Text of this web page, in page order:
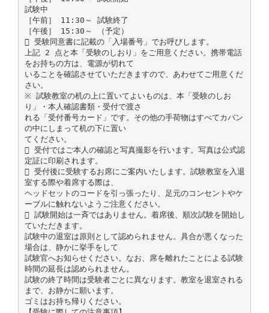
試験中
［午前］ 11:30～ 試験終了
［午後］ 15:30～ （予定）
 受験同意書に記載の「入場番号」でお呼びします。
上記 2 点と本「受験のしおり」をご用意ください。携帯電話
をお持ちの方は、電源が切れて
いることを確認させていただきますので、あわせてご用意くだ
さい。
※ 試験教室の机の上に置いてよいものは、本「受験のしお
り」・本人確認書類・受付で渡さ
れる「受付番号カード」です。その他の手荷物はすべてカバン
の中にしまって机の下に置い
てください。
 受付ではご本人の確認と写真撮影を行います。写真は公式認
定証に印刷されます。
 受付後に受験するお席にご案内いたします。試験教室を入退
室する際や着席する際は、
ヘッドセットのコードを引っ張ったり、足元のコンセントやケ
ーブルに触れないようご注意ください。
 試験開始は一斉ではありません。着席後、順次試験を開始し
ていただきます。
試験中の退室は原則として認められません。具合が悪くなった
場合は、静かに挙手をして
試験官へお知らせください。なお、席を離れたことによる試験
時間の延長は認められません。
試験の終了時間は受験者ごとに異なります。教室を退室される
まで、お静かに願います。
ゴミはお持ち帰りください。